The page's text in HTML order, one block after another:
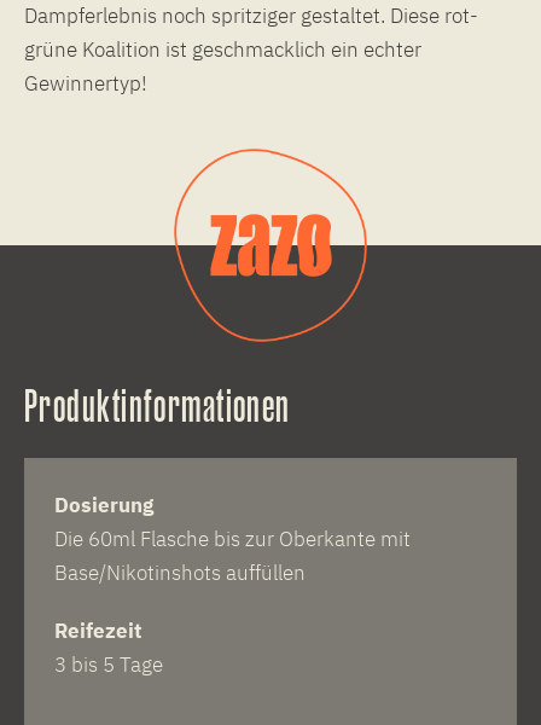
Dampferlebnis noch spritziger gestaltet. Diese rot-
grüne Koalition ist geschmacklich ein echter
Gewinnertyp!
Produktinformationen
Dosierung
Die 60ml Flasche bis zur Oberkante mit
Base/Nikotinshots auffüllen
Reifezeit
3 bis 5 Tage